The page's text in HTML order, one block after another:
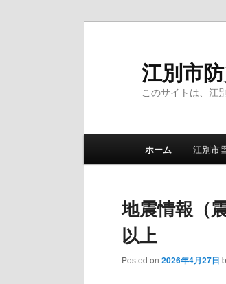
江別市
このサイトは、江
メインコンテ
サブコンテン
ホーム 江別市
地震情報（
以上
Posted on 2026年4月27日